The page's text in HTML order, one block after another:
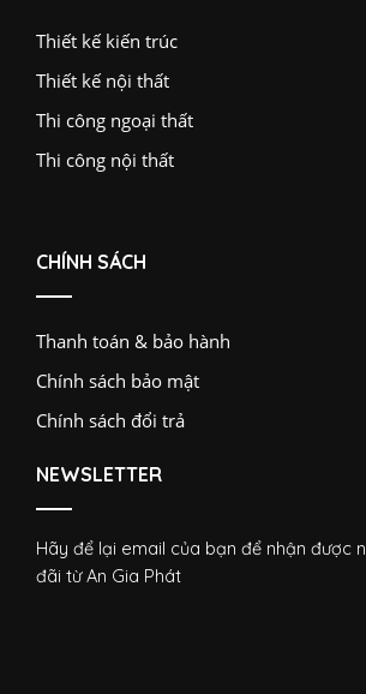
Thiết kế kiến trúc
Thiết kế nội thất
Thi công ngoại thất
Thi công nội thất
CHÍNH SÁCH
Thanh toán & bảo hành
Chính sách bảo mật
Chính sách đổi trả
NEWSLETTER
Hãy để lại email của bạn để nhận được
đãi từ An Gia Phát